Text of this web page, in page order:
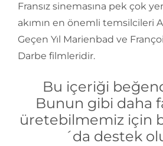
Fransız sinemasına pek çok
akımın en önemli temsilcileri
Geçen Yıl Marienbad ve
Darbe filmleridir.
Bu içeriği
Bunun gibi daha
üretebilmemiz için
´da destek